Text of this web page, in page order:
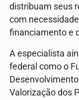
distribuam seus
com
financiamento e
A especialista
federal como o
Valorização dos